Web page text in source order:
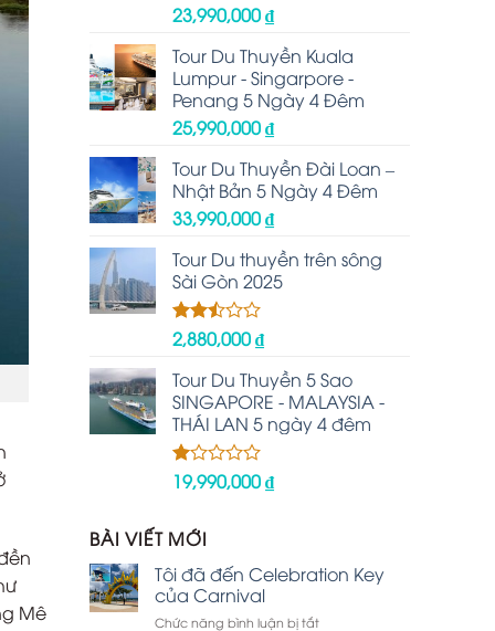
Mê
23,990,000₫
Tour Du Thuyền Kuala
Lumpur - Singarpore -
Penang 5 Ngày 4 Đêm
25,990,000₫
Tour Du Thuyền Đài Loan –
Nhật Bản 5 Ngày 4 Đêm
33,990,000₫
Tour Du thuyền trên sông
Sài Gòn 2025
Được
hạng
2.48
5 sao
2,880,000₫
Tour Du Thuyền 5 Sao
SINGAPORE - MALAYSIA -
THÁI LAN 5 ngày 4 đêm
Được
1.00
5
sao
19,990,000₫
BÀI VIẾT MỚI
Tôi đã đến Celebration Key
của Carnival
Chức năng bình luận bị tắtở